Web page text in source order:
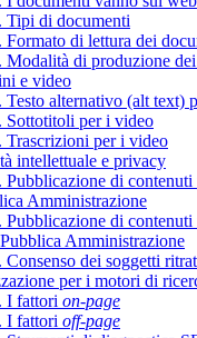
Tipi di documenti
Formato di lettura dei
Modalità di produzione
e video
Testo alternativo (alt text)
Sottotitoli per i video
Trascrizioni per i video
intellettuale e privacy
Pubblicazione di
Amministrazione
Pubblicazione di
Amministrazione
Consenso dei soggetti
per i motori di
I fattori on-page
I fattori off-page